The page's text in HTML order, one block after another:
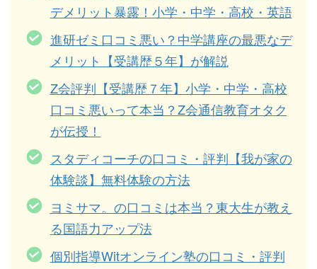
デメリット暴露！小学・中学・高校・英語
進研ゼミ口コミ悪い？中学講座の最悪なデ
メリット【受講歴５年】が解説
Z会評判【受講歴７年】小学・中学・高校
口コミ悪いって本当？Z会通信教育オタク
が伝授！
スタディコーチの口コミ・評判【我が家の
体験談】無料体験の方法
ヨミサマ。の口コミは本当？東大生が教え
る国語力アップ法
個別指導Witオンライン塾の口コミ・評判